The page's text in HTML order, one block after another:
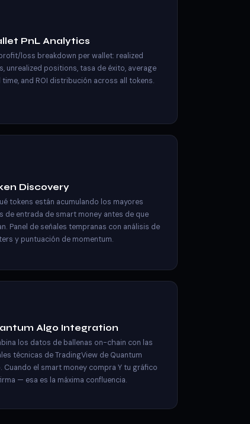
PnL Analytics
loss breakdown per wallet: realized
unrealized positions, tasa de éxito, average
time, and ROI distribución across all tokens.
Discovery
tokens están acumulando los mayores
de entrada de smart money antes de que
Panel de señales tempranas con análisis de
y puntuación de momentum.
Algo Integration
los datos de ballenas on-chain con las
técnicas de TradingView de Quantum
Cuando el smart money compra Y tu gráfico
— esa es la máxima confluencia.